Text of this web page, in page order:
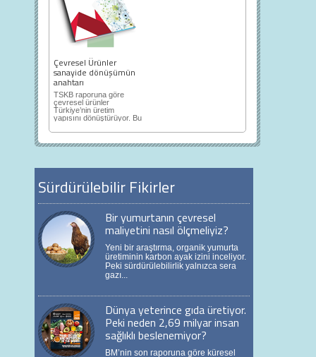
Çevresel Ürünler
sanayide dönüşümün
anahtarı
TSKB raporuna göre
çevresel ürünler
Türkiye’nin üretim
yapısını dönüştürüyor. Bu
Sürdürülebilir Fikirler
Bir yumurtanın çevresel
maliyetini nasıl ölçmeliyiz?
Yeni bir araştırma, organik yumurta
üretiminin karbon ayak izini inceliyor.
Peki sürdürülebilirlik yalnızca sera
gazı...
Dünya yeterince gıda üretiyor.
Peki neden 2,69 milyar insan
sağlıklı beslenemiyor?
BM’nin son raporuna göre küresel